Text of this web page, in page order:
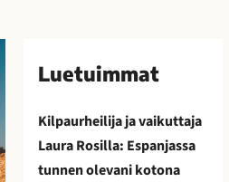
Luetuimmat
Kilpaurheilija ja vaikuttaja
Laura Rosilla: Espanjassa
tunnen olevani kotona